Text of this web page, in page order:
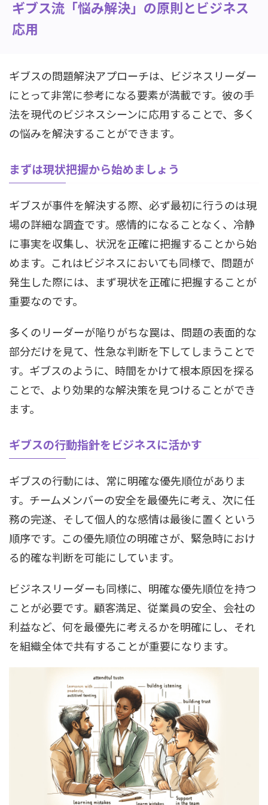
ギブス流「悩み解決」の原則とビジネス
応用
ギブスの問題解決アプローチは、ビジネスリーダー
にとって非常に参考になる要素が満載です。彼の手
法を現代のビジネスシーンに応用することで、多く
の悩みを解決することができます。
まずは現状把握から始めましょう
ギブスが事件を解決する際、必ず最初に行うのは現
場の詳細な調査です。感情的になることなく、冷静
に事実を収集し、状況を正確に把握することから始
めます。これはビジネスにおいても同様で、問題が
発生した際には、まず現状を正確に把握することが
重要なのです。
多くのリーダーが陥りがちな罠は、問題の表面的な
部分だけを見て、性急な判断を下してしまうことで
す。ギブスのように、時間をかけて根本原因を探る
ことで、より効果的な解決策を見つけることができ
ます。
ギブスの行動指針をビジネスに活かす
ギブスの行動には、常に明確な優先順位がありま
す。チームメンバーの安全を最優先に考え、次に任
務の完遂、そして個人的な感情は最後に置くという
順序です。この優先順位の明確さが、緊急時におけ
る的確な判断を可能にしています。
ビジネスリーダーも同様に、明確な優先順位を持つ
ことが必要です。顧客満足、従業員の安全、会社の
利益など、何を最優先に考えるかを明確にし、それ
を組織全体で共有することが重要になります。